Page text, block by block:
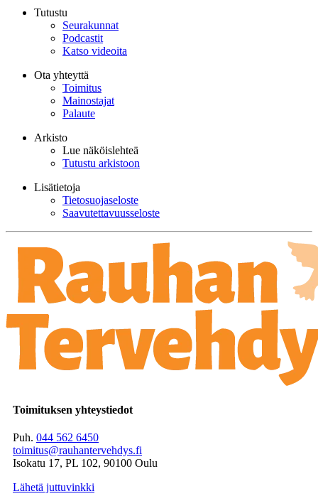
Tutustu
Seurakunnat
Podcastit
Katso videoita
Ota yhteyttä
Toimitus
Mainostajat
Palaute
Arkisto
Lue näköislehteä
Tutustu arkistoon
Lisätietoja
Tietosuojaseloste
Saavutettavuusseloste
Toimituksen yhteystiedot
Puh. 044 562 6450
toimitus@rauhantervehdys.fi
Isokatu 17, PL 102, 90100 Oulu
Lähetä juttuvinkki